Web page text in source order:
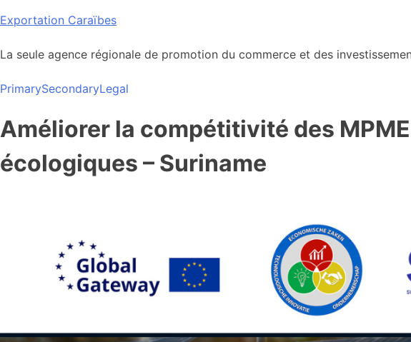
Skip
content
Exportation Caraïbes
La seule agence régionale de promotion du commerce et des
PrimarySecondaryLegal
Améliorer la compétitivité des
écologiques – Suriname